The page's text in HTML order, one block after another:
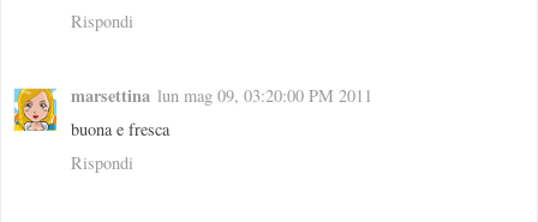
Rispondi
marsettina lun mag 09, 03:20:00 PM 2011
buona e fresca
Rispondi